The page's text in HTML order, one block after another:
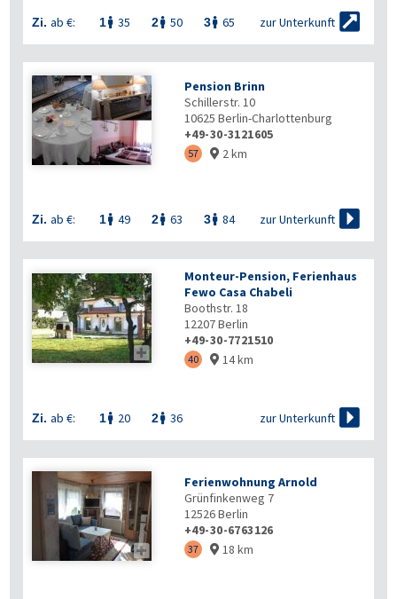
Zi. ab €: 1 35 2 50 3 65 zur Unterkunft 
Pension Brinn
Schillerstr. 10
10625 Berlin-Charlottenburg
+49-30-3121605
57  2 km
Zi. ab €: 1 49 2 63 3 84 zur Unterkunft 

Monteur-Pension, Ferienhaus
Fewo Casa Chabeli
Boothstr. 18
12207Berlin
+49-30-7721510
40  14 km
Zi. ab €: 1 20 2 36 zur Unterkunft 

Ferienwohnung Arnold
Grünfinkenweg 7
12526Berlin
+49-30-6763126
37  18 km